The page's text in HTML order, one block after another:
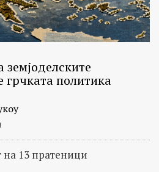
земјоделските
грчката политика
13 пратеници